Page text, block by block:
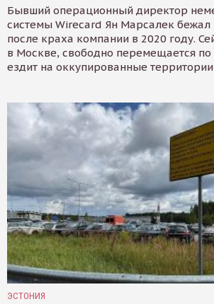
Бывший операционный директор
системы Wirecard Ян Марсалек бежал
после краха компании в 2020 году.
в Москве, свободно перемещается
ездит на оккупированные
ЭСТОНИЯ